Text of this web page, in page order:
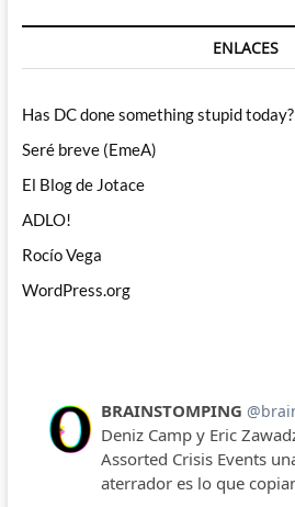
ENLACES
Has DC done something stupid today?
Seré breve (EmeA)
El Blog de Jotace
ADLO!
Rocío Vega
WordPress.org